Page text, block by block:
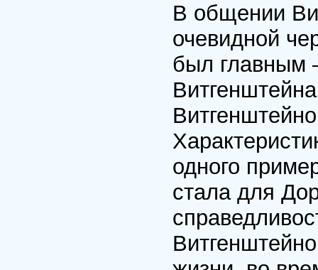
В общении
очевидной
был главным
одного
стала для